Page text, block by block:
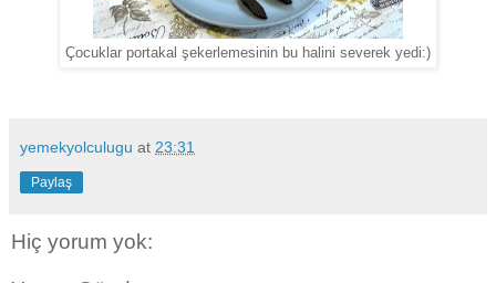
Çocuklar portakal şekerlemesinin bu halini severek yedi:)
yemekyolculugu at 23:31
Paylaş
Hiç yorum yok: